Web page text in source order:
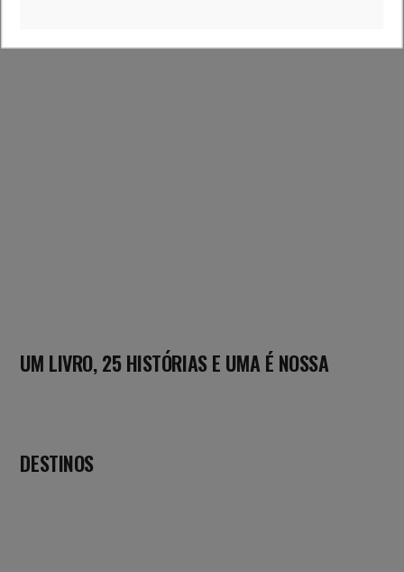
UM LIVRO, 25 HISTÓRIAS E UMA É NOSSA
DESTINOS